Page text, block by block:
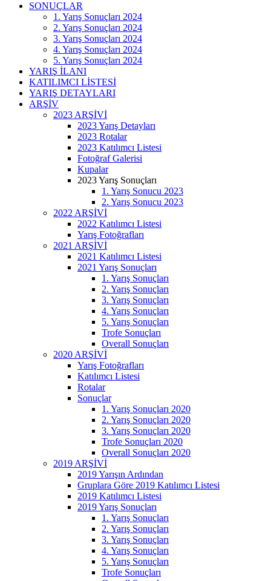
SONUÇLAR
1. Yarış Sonuçları 2024
2. Yarış Sonuçları 2024
3. Yarış Sonuçları 2024
4. Yarış Sonuçları 2024
5. Yarış Sonuçları 2024
YARIŞ İLANI
KATILIMCI LİSTESİ
YARIŞ DETAYLARI
ARŞİV
2023 ARŞİVİ
2023 Yarış Detayları
2023 Rotalar
2023 Katılımcı Listesi
Fotoğraf Galerisi
Kupalar
2023 Yarış Sonuçları
1. Yarış Sonucu 2023
2. Yarış Sonucu 2023
2022 ARŞİVİ
2022 Katılımcı Listesi
Yarış Fotoğrafları
2021 ARŞİVİ
2021 Katılımcı Listesi
2021 Yarış Sonuçları
1. Yarış Sonuçları
2. Yarış Sonuçları
3. Yarış Sonuçları
4. Yarış Sonuçları
5. Yarış Sonuçları
Trofe Sonuçları
Overall Sonuçları
2020 ARŞİVİ
Yarış Fotoğrafları
Katılımcı Listesi
Rotalar
Sonuçlar
1. Yarış Sonuçları 2020
2. Yarış Sonuçları 2020
3. Yarış Sonuçları 2020
Trofe Sonuçları 2020
Overall Sonuçları 2020
2019 ARŞİVİ
2019 Yarışın Ardından
Gruplara Göre 2019 Katılımcı Listesi
2019 Katılımcı Listesi
2019 Yarış Sonuçları
1. Yarış Sonuçları
2. Yarış Sonuçları
3. Yarış Sonuçları
4. Yarış Sonuçları
5. Yarış Sonuçları
Trofe Sonuçları